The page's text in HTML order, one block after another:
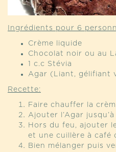
Ingrédients pour 6
Crème liquide
Chocolat noir ou au
1 c.c Stévia
Agar (Liant, gélifiant
Recette:
Faire chauffer la
Ajouter l’Agar
Hors du feu, ajouter
et une cuillère à café
Bien mélanger puis